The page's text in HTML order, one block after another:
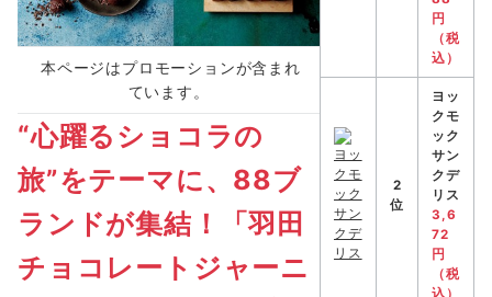
本ページはプロモーションが含まれ
ています。
“心躍るショコラの
旅”をテーマに、88ブ
ランドが集結！「羽田
チョコレートジャーニ
円
（税
込）
2
位
ヨッ
クモ
ック
サン
クデ
リス
3,6
72
円
（税